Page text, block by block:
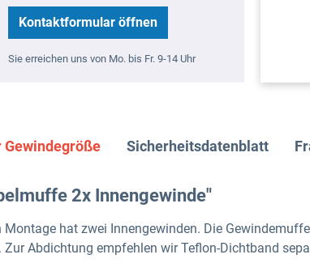
Kontaktformular öffnen
Sie erreichen uns von Mo. bis Fr. 9-14 Uhr
Gewindegröße Sicherheitsdatenblatt
2x Innengewinde"
hat zwei Innengewinden. Die
Abdichtung empfehlen wir Teflon-Dichtband